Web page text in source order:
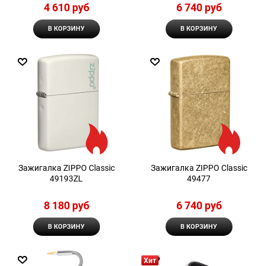
4 610 руб
В КОРЗИНУ
6 740 руб
В КОРЗИНУ
Зажигалка ZIPPO Classic
49193ZL
8 180 руб
В КОРЗИНУ
Зажигалка ZIPPO Classic
49477
6 740 руб
В КОРЗИНУ
Хит